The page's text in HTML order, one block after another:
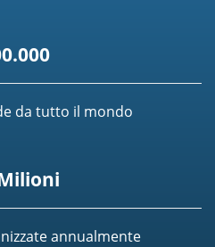
da tutto il mondo
annualmente